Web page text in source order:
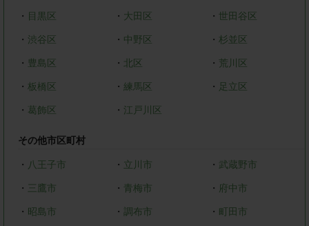
・ 目黒区 ・ 大田区 ・世田谷区
・ 渋谷区 ・ 中野区 ・杉並区
・ 豊島区 ・ 北区 ・ 荒川区
・ 板橋区 ・ 練馬区 ・ 足立区
・ 葛飾区 ・ 江戸川区
その他市区町村
・ 八王子市 ・ 立川市 ・ 武蔵野市
・ 三鷹市 ・ 青梅市 ・ 府中市
・ 昭島市 ・ 調布市 ・ 町田市